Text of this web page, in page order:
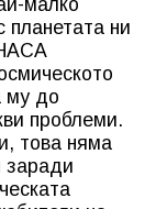
малко
планетата ни
му до
проблеми.
това няма
заради